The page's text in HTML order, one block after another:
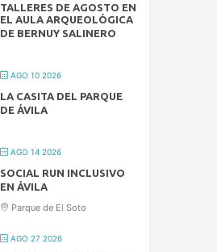
TALLERES DE AGOSTO EN
EL AULA ARQUEOLÓGICA
DE BERNUY SALINERO
AGO 10 2026
LA CASITA DEL PARQUE
DE ÁVILA
AGO 14 2026
SOCIAL RUN INCLUSIVO
EN ÁVILA
Parque de El Soto
AGO 27 2026